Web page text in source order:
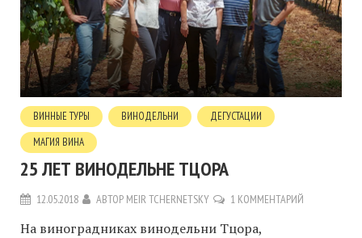
ВИННЫЕ ТУРЫ ВИНОДЕЛЬНИ
ДЕГУСТАЦИИ
МАГИЯ ВИНА
25 ЛЕТ ВИНОДЕЛЬНЕ ТЦОРА
12.05.2018 АВТОР MEIR TCHERNETSKY 1 КОММЕНТАРИЙ
На виноградниках винодельни Тцора,